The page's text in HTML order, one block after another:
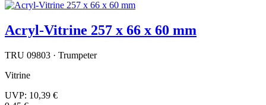
Acryl-Vitrine 257 x 66 x 60 mm
TRU 09803 · Trumpeter
Vitrine
UVP: 10,39 €